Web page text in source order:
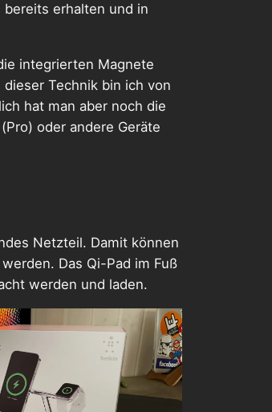
erhalten und in
integrierten Magnete
Technik bin ich von
hat man aber noch die
oder andere Geräte
Netzteil. Damit können
Das Qi-Pad im Fuß
werden und laden.